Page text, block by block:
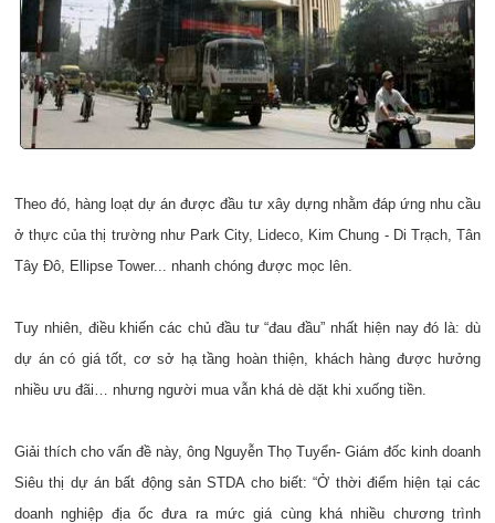
Theo đó, hàng loạt dự án được đầu tư xây dựng nhằm đáp ứng nhu cầu
ở thực của thị trường như Park City, Lideco, Kim Chung - Di Trạch, Tân
Tây Đô, Ellipse Tower... nhanh chóng được mọc lên.
Tuy nhiên, điều khiến các chủ đầu tư “đau đầu” nhất hiện nay đó là: dù
dự án có giá tốt, cơ sở hạ tầng hoàn thiện, khách hàng được hưởng
nhiều ưu đãi… nhưng người mua vẫn khá dè dặt khi xuống tiền.
Giải thích cho vấn đề này, ông Nguyễn Thọ Tuyển- Giám đốc kinh doanh
Siêu thị dự án bất động sản STDA cho biết: “Ở thời điểm hiện tại các
doanh nghiệp địa ốc đưa ra mức giá cùng khá nhiều chương trình